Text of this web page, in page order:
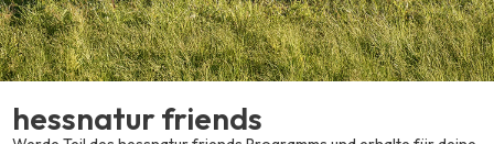
hessnatur friends